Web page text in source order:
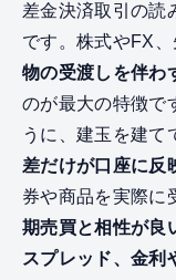
差金決済取引の読
です。株式やFX、
物の受渡しを伴わ
のが最大の特徴で
うに、建玉を建て
差だけが口座に反
券や商品を実際に
期売買と相性が良
スプレッド、金利